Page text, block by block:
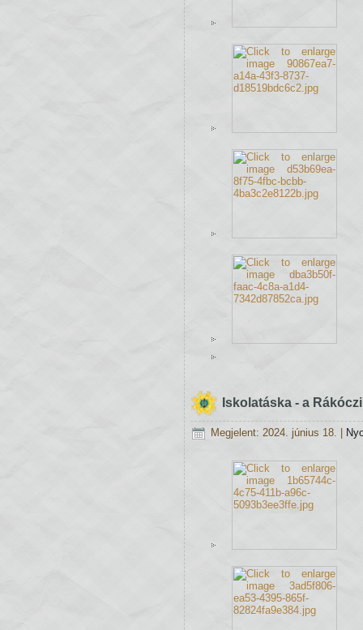
Iskolatáska - a
Megjelent: 2024. június 18.